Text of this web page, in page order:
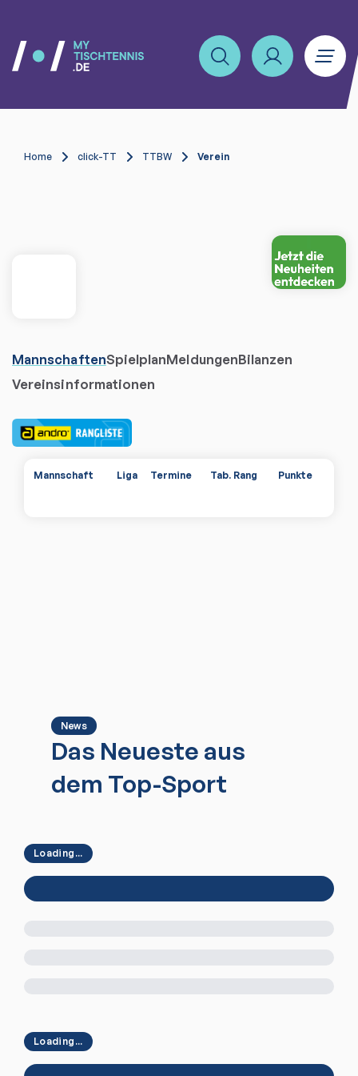
Home click-TT TTBW Verein
MannschaftenSpielplanMeldungenBilanzen
Vereinsinformationen
Mannschaft Liga Termine Tab. Rang Punkte
News
Das Neueste aus
dem Top-Sport
Loading...
Loading...